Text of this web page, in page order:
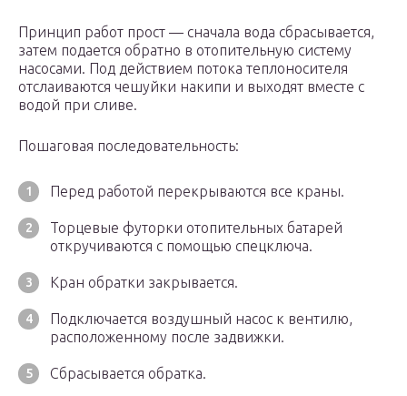
Принцип работ прост — сначала вода сбрасывается,
затем подается обратно в отопительную систему
насосами. Под действием потока теплоносителя
отслаиваются чешуйки накипи и выходят вместе с
водой при сливе.
Пошаговая последовательность:
Перед работой перекрываются все краны.
Торцевые футорки отопительных батарей
откручиваются с помощью спецключа.
Кран обратки закрывается.
Подключается воздушный насос к вентилю,
расположенному после задвижки.
Сбрасывается обратка.